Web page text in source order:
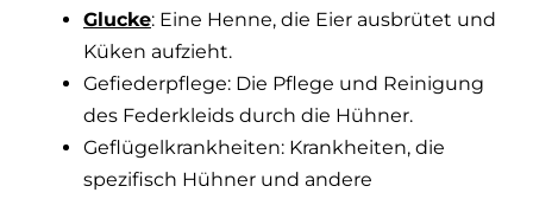
Glucke: Eine Henne, die Eier ausbrütet und
Küken aufzieht.
Gefiederpflege: Die Pflege und Reinigung
des Federkleids durch die Hühner.
Geflügelkrankheiten: Krankheiten, die
spezifisch Hühner und andere